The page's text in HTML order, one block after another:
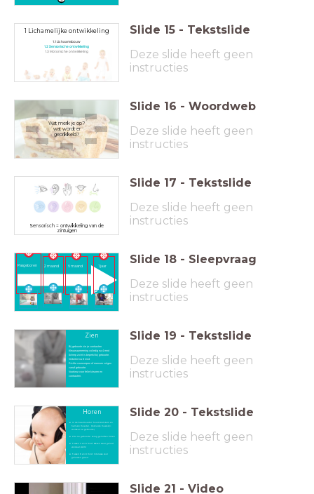
1 Lichamelijke ontwikkeling
1.1 Lichaamsbouw
1.2 Sensorische ontwikkeling
1.3 Motorische ontwikkeling
Slide 15 - Tekstslide
Deze slide heeft geen
instructies
Wat merk je op?
wat wordt er
geprikkeld?
Slide 16 - Woordweb
Deze slide heeft geen
instructies
Sensorisch = ontwikkeling van de
zintuigen
Slide 17 - Tekstslide
Deze slide heeft geen
instructies
Pasgeboren 2 maand 6 maand 1 jaar
Slide 18 - Sleepvraag
Deze slide heeft geen
instructies
Zien
Bij geboorte zie je contrasten
Kleurwaarneming volledig na 4 mnd
Scherp zicht is beperkt bij geboorte.
Verbetert na 6 mnd
Dichte voorwerpen of mensen volgen
vanaf geboorte.
Voorkeur voor felle kleuren en
contrasten.
Slide 19 - Tekstslide
Deze slide heeft geen
instructies
Horen
In de baarmoeder: hoort kind stem en
hart van moeder. Ook luide muziek (=
voorkeur na geboorte)
24u na geboorte: terug geluiden horen
Tussen 3 en 6 mnd: Weten waar geluid
vandaan komt
Tussen 6 en 9 mnd: Interesse voor
geluiden groeit
Slide 20 - Tekstslide
Deze slide heeft geen
instructies
Slide 21 - Video